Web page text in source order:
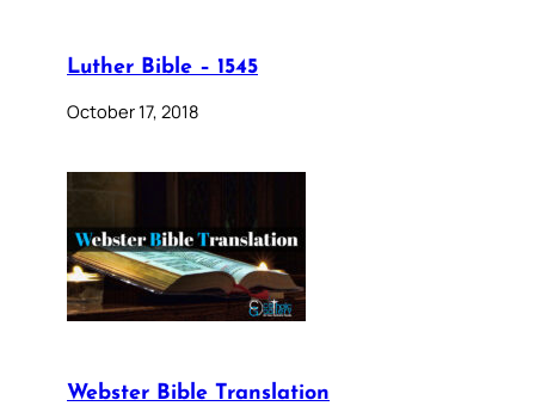
Luther Bible – 1545
October 17, 2018
Webster Bible Translation